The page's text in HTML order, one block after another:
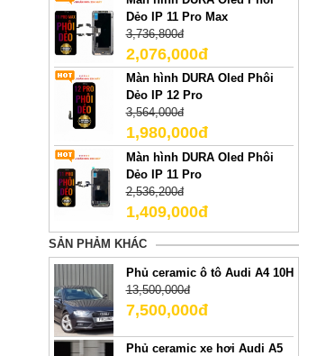
Dẻo IP 11 Pro Max
3,736,800đ
2,076,000đ
Màn hình DURA Oled Phôi
Dẻo IP 12 Pro
3,564,000đ
1,980,000đ
Màn hình DURA Oled Phôi
Dẻo IP 11 Pro
2,536,200đ
1,409,000đ
SẢN PHẢM KHÁC
Phủ ceramic ô tô Audi A4 10H
13,500,000đ
7,500,000đ
Phủ ceramic xe hơi Audi A5